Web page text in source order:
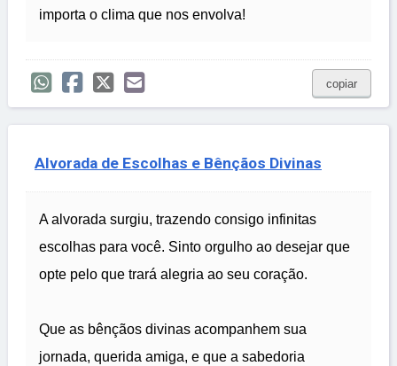
importa o clima que nos envolva!
copiar
Alvorada de Escolhas e Bênçãos Divinas
A alvorada surgiu, trazendo consigo infinitas
escolhas para você. Sinto orgulho ao desejar que
opte pelo que trará alegria ao seu coração.
Que as bênçãos divinas acompanhem sua
jornada, querida amiga, e que a sabedoria